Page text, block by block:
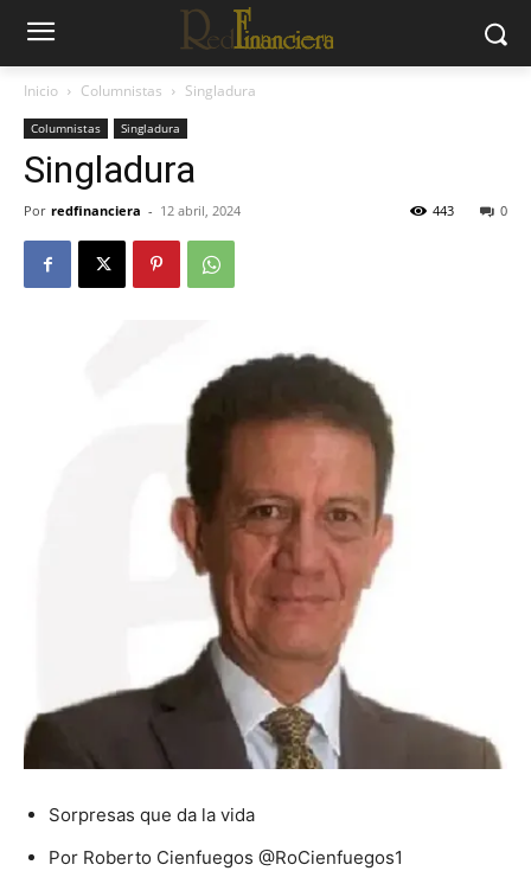
Inicio Columnistas Singladura
Columnistas Singladura
Singladura
Por redfinanciera - 12 abril, 2024 0
443
Sorpresas que da la vida
Por Roberto Cienfuegos @RoCienfuegos1